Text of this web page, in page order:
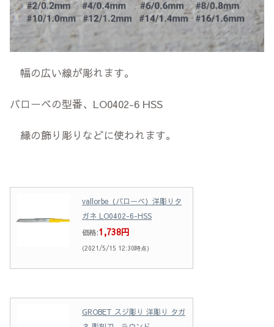
幅の広い線が彫れます。
バローベの型番、LO0402-6 HSS
縁の飾り彫りなどに使われます。
vallorbe（バローベ）洋彫りタ
ガネ LO0402-6-HSS
価格:1,738円
(2021/5/15 12:30時点)
GROBET スジ彫り 洋彫り タガ